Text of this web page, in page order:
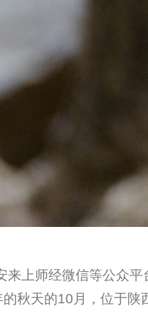
来上师经微信等公众
的秋天的10月，位于